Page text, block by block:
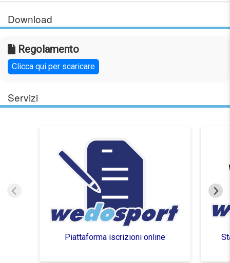
Download
Regolamento
Clicca qui per scaricare
Servizi
Piattaforma iscrizioni online